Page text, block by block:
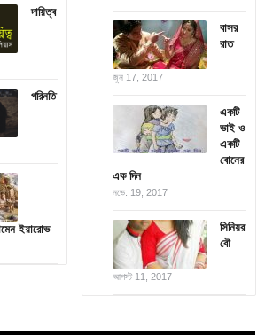
দায়িত্ব
পরিনতি
ইয়ারোভ
বাসর
রাত
জুন 17, 2017
একটি
ভাই ও
একটি
বোনের
এক দিন
নভে. 19, 2017
সিনিয়র
বৌ
আগস্ট 11, 2017